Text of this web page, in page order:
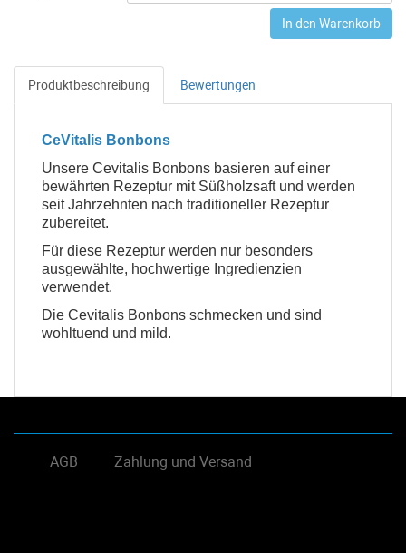
In den Warenkorb
Produktbeschreibung Bewertungen
CeVitalis Bonbons
Unsere Cevitalis Bonbons basieren auf einer
bewährten Rezeptur mit Süßholzsaft und werden
seit Jahrzehnten nach traditioneller Rezeptur
zubereitet.
Für diese Rezeptur werden nur besonders
ausgewählte, hochwertige Ingredienzien
verwendet.
Die Cevitalis Bonbons schmecken und sind
wohltuend und mild.
AGB Zahlung und Versand